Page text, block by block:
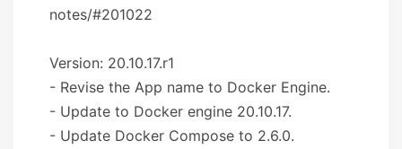
notes/#201022
Version: 20.10.17.r1
- Revise the App name to Docker Engine.
- Update to Docker engine 20.10.17.
- Update Docker Compose to 2.6.0.